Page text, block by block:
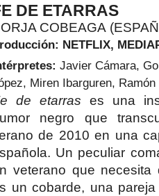
DE ETARRAS
COBEAGA
NETFLIX,
Javier Cámara,
Miren Ibarguren, Ramón
de etarras es una
negro que
de 2010 en una
Un peculiar
veterano que necesita
un cobarde, una